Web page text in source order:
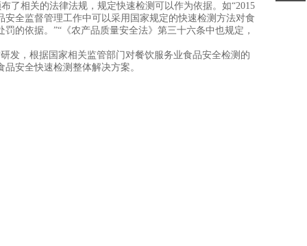
相关的法律法规，规定快速检测可以作为依据。如“2015
全监督管理工作中可以采用国家规定的快速检测方法对食
的依据。”“《农产品质量安全法》第三十六条中也规定，
，根据国家相关监管部门对餐饮服务业食品安全检测的
安全快速检测整体解决方案。